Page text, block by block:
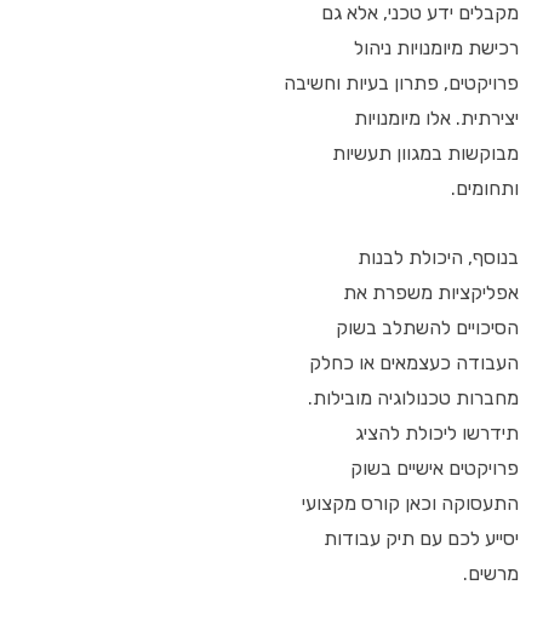
מקבלים ידע טכני, אלא גם
רכישת מיומנויות ניהול
פרויקטים, פתרון בעיות וחשיבה
יצירתית. אלו מיומנויות
מבוקשות במגוון תעשיות
ותחומים.
בנוסף, היכולת לבנות
אפליקציות משפרת את
הסיכויים להשתלב בשוק
העבודה כעצמאים או כחלק
מחברות טכנולוגיה מובילות.
תידרשו ליכולת להציג
פרויקטים אישיים בשוק
התעסוקה וכאן קורס מקצועי
יסייע לכם עם תיק עבודות
מרשים.